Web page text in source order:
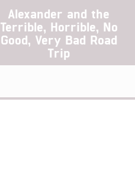
Alexander and the
Terrible, Horrible, No
Good, Very Bad Road
Trip